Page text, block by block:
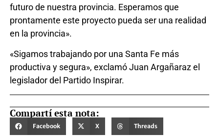
futuro de nuestra provincia. Esperamos que
prontamente este proyecto pueda ser una realidad
en la provincia».
«Sigamos trabajando por una Santa Fe más
productiva y segura», exclamó Juan Argañaraz el
legislador del Partido Inspirar.
Compartí esta nota:
Facebook X Threads